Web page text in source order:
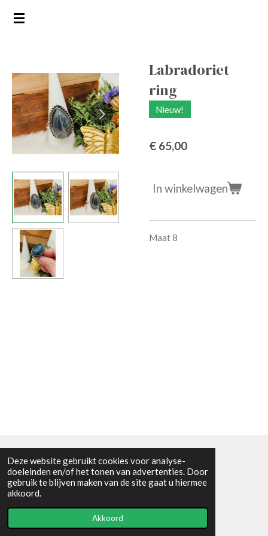
Deze website gebruikt cookies voor analyse-
doeleinden en/of het tonen van advertenties. Door
gebruik te blijven maken van de site gaat u hiermee
akkoord.
Akkoord
Ga
hoofdinhoud
Labradoriet
ring
Nieuw!
€ 65,00
In winkelwagen
Maat 8
Algemene voorwaarden
© 2021 - RC en mineralenshop Het vlinderpad